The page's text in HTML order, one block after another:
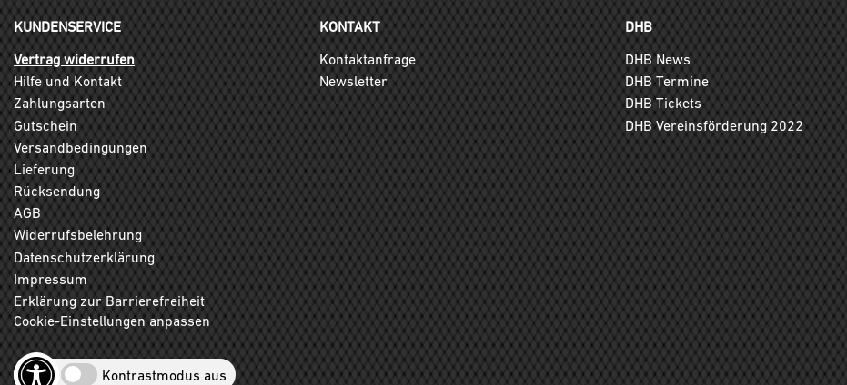
KUNDENSERVICE
Vertrag widerrufen
Hilfe und Kontakt
Zahlungsarten
Gutschein
Versandbedingungen
Lieferung
Rücksendung
AGB
Widerrufsbelehrung
Datenschutzerklärung
Impressum
Erklärung zur Barrierefreiheit
Cookie-Einstellungen anpassen
Kontrastmodus aus
KONTAKT
Kontaktanfrage
Newsletter
DHB
DHB News
DHB Termine
DHB Tickets
DHB Vereinsförderung 2022